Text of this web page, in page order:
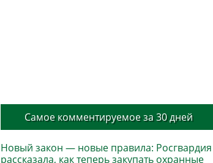
Самое комментируемое за 30 дней
Новый закон — новые правила: Росгвардия
рассказала, как теперь закупать охранные